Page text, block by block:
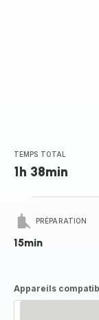
TEMPS TOTAL
1h 38min
PRÉPARATION
15min
Appareils